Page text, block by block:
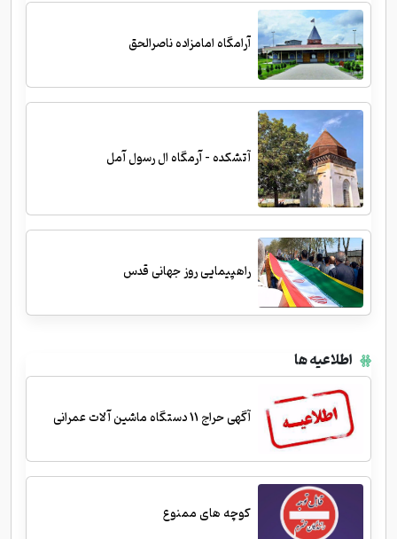
آرامگاه امامزاده ناصرالحق
آتشکده - آرمگاه ال رسول آمل
راهپیمایی روز جهانی قدس
اطلاعیه ها
آگهی حراج 11 دستگاه ماشین آلات عمرانی
کوچه های ممنوع